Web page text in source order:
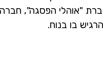
"אוהלי הפסגה",
בו בנוח.